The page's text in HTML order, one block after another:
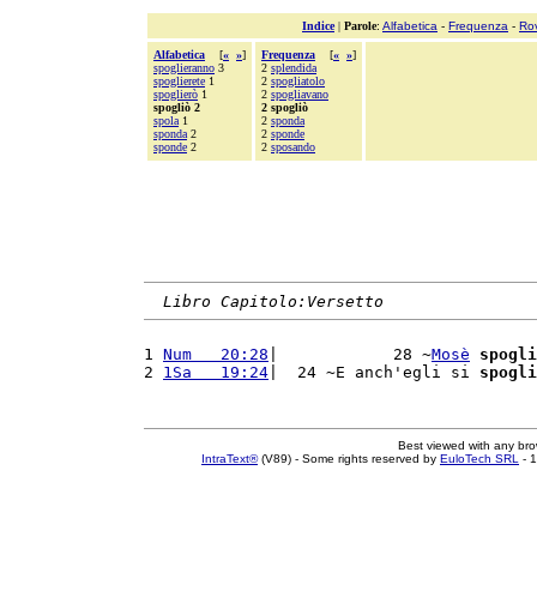
Indice| Parole: Alfabetica - Frequenza -
Alfabetica [« »]
spoglieranno 3
spoglierete 1
spoglierò 1
spogliò 2
spola 1
sponda 2
sponde 2
Frequenza [« »]
2 splendida
2 spogliatolo
2 spogliavano
2 spogliò
2 sponda
2 sponde
2 sposando
Libro Capitolo:Versetto
1 Num   20:28 |            28 ~Mosè
2 1Sa   19:24 |  24 ~E anch'egli si
Best viewed with any
IntraText®(V89) - Some rights reserved by EuloTech SRL -